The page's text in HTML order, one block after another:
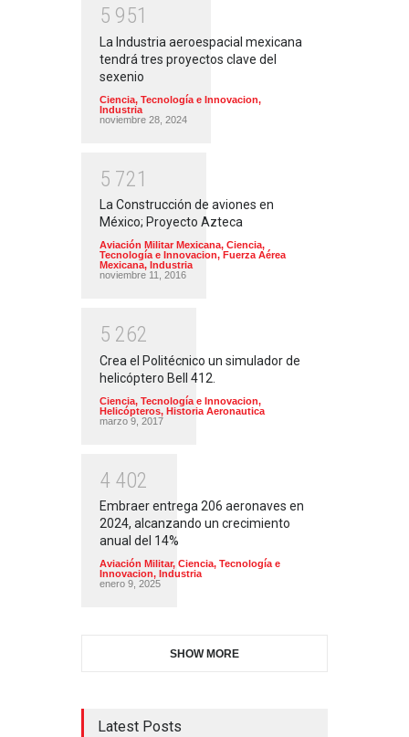
5 951
La Industria aeroespacial mexicana
tendrá tres proyectos clave del
sexenio
Ciencia, Tecnología e Innovacion,
Industria
noviembre 28, 2024
5 721
La Construcción de aviones en
México; Proyecto Azteca
Aviación Militar Mexicana, Ciencia,
Tecnología e Innovacion, Fuerza Aérea
Mexicana, Industria
noviembre 11, 2016
5 262
Crea el Politécnico un simulador de
helicóptero Bell 412.
Ciencia, Tecnología e Innovacion,
Helicópteros, Historia Aeronautica
marzo 9, 2017
4 402
Embraer entrega 206 aeronaves en
2024, alcanzando un crecimiento
anual del 14%
Aviación Militar, Ciencia, Tecnología e
Innovacion, Industria
enero 9, 2025
SHOW MORE
Latest Posts